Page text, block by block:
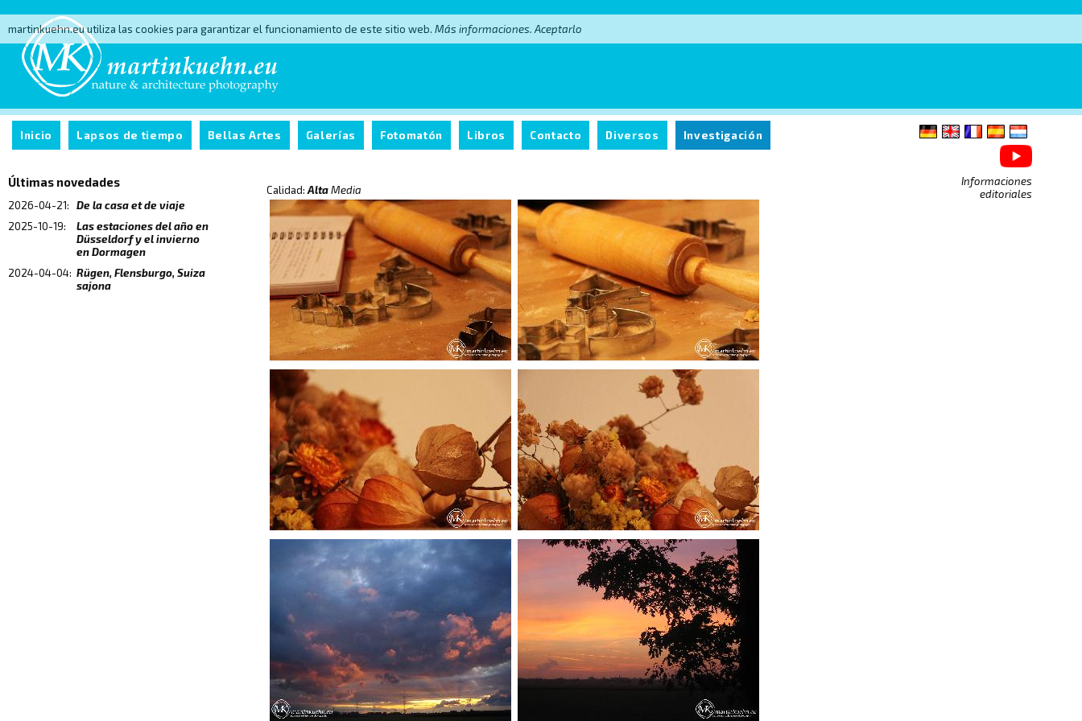
martinkuehn.eu utiliza las cookies para garantizar el funcionamiento de este sitio web. Más informaciones. Aceptarlo
Inicio Lapsos de tiempo Bellas Artes Galerías Fotomatón Libros Contacto Diversos Investigación
Informaciones
editoriales
Últimas novedades
2026-04-21:
De la casa et de viaje
2025-10-19:
Las estaciones del año en
Düsseldorf y el invierno
en Dormagen
2024-04-04: Rügen, Flensburgo, Suiza
sajona
Calidad:Alta Media